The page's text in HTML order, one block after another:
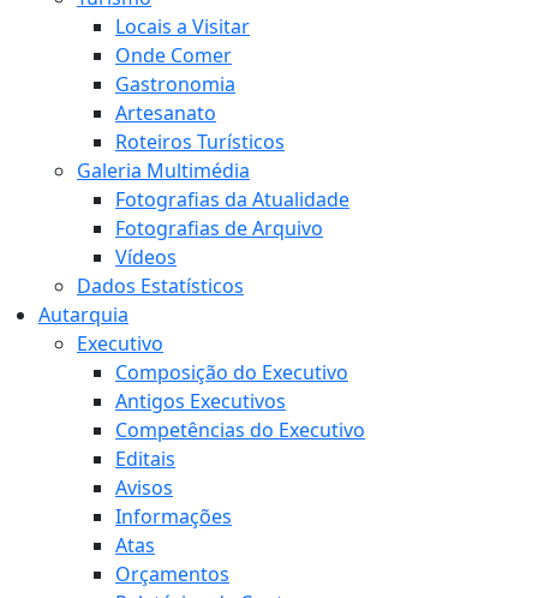
Locais a Visitar
Onde Comer
Gastronomia
Artesanato
Roteiros Turísticos
Galeria Multimédia
Fotografias da Atualidade
Fotografias de Arquivo
Vídeos
Dados Estatísticos
Autarquia
Executivo
Composição do Executivo
Antigos Executivos
Competências do Executivo
Editais
Avisos
Informações
Atas
Orçamentos